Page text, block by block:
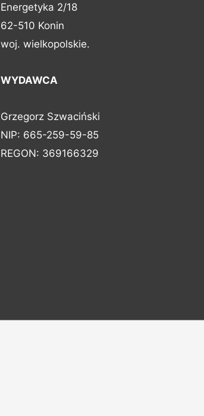
Energetyka 2/18
62-510 Konin
woj. wielkopolskie.
WYDAWCA
Grzegorz Szwaciński
NIP: 665-259-59-85
REGON: 369166329